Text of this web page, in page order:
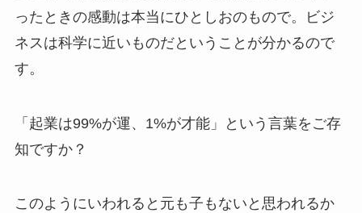
ったときの感動は本当にひとしおのもので。ビジ
ネスは科学に近いものだということが分かるので
す。
「起業は99%が運、1%が才能」という言葉をご存
知ですか？
このようにいわれると元も子もないと思われるか